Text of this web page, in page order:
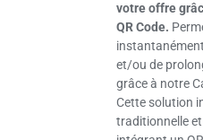
votre offre
QR Code.
et/ou de
grâce à notre
Cette solution
traditionnelle